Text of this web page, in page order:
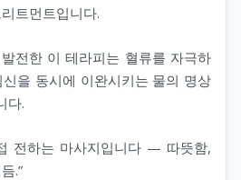
트먼트입니다.
전한 이 테라피는 혈류를 자극하
을 동시에 이완시키는 물의 명상
다.
전하는 마사지입니다 — 따뜻함,
.”